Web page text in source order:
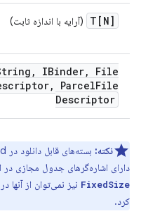
T[N] (آرایه با اندازه ثابت)
, IBinder,
File
, ParcelFile
Descriptor
نکته: بسته‌های قابل دانلود در backend مربوط به
دارای اشاره‌گرهای جدول مجازی در
FixedSize
کرد.